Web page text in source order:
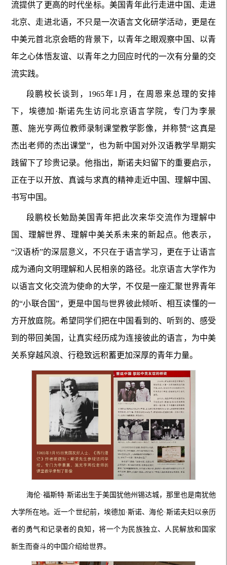
流提供了更高的时代坐标。美国青年此行走进中国、走进
北京、走进北语，不只是一次语言文化研学活动，更是在
中美元首北京会晤的背景下，以青年之眼观察中国、以青
年之心体悟友谊、以青年之力回应时代的一次有分量的交
流实践。
段鹏校长谈到，1965年1月，在周恩来总理的安排
下，埃德加·斯诺先生访问北京语言学院，专门为李景
蕙、施光亨两位教师录制课堂教学影像，并称赞“这真是
杰出老师的杰出课堂”，也为新中国对外汉语教学早期实
践留下了珍贵记录。他指出，斯诺夫妇留下的重要启示，
正在于以开放、真诚与求真的精神走近中国、理解中国、
书写中国。
段鹏校长勉励美国青年把此次来华交流作为理解中
国、理解世界、理解中美关系未来的新起点。他表示，
“汉语桥”的深层意义，不只在于语言学习，更在于让语言
成为通向文明理解和人民相亲的路径。北京语言大学作为
以语言文化交流为使命的大学，不仅是一座汇聚世界青年
的“小联合国”，更是中国与世界彼此倾听、相互读懂的一
方开放庭院。希望同学们把在中国看到的、听到的、感受
到的带回美国，让真实经历成为连接彼此的语言，为中美
关系穿越风浪、行稳致远积蓄更加深厚的青年力量。
海伦·福斯特·斯诺出生于美国犹他州锡达城，那里也是南犹他
大学所在地。近一个世纪前，埃德加·斯诺、海伦·斯诺夫妇以亲历
者的勇气和记录者的良知，将一个为民族独立、人民解放和国家
新生而奋斗的中国介绍给世界。